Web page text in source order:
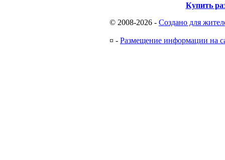
Купить
© 2008-2026 - Создано для
¤ - Размещение информации на